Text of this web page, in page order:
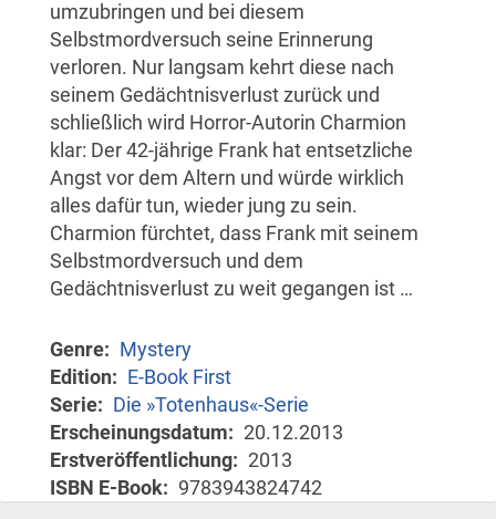
umzubringen und bei diesem
Selbstmordversuch seine Erinnerung
verloren. Nur langsam kehrt diese nach
seinem Gedächtnisverlust zurück und
schließlich wird Horror-Autorin Charmion
klar: Der 42-jährige Frank hat entsetzliche
Angst vor dem Altern und würde wirklich
alles dafür tun, wieder jung zu sein.
Charmion fürchtet, dass Frank mit seinem
Selbstmordversuch und dem
Gedächtnisverlust zu weit gegangen ist …
Genre
Mystery
Edition
E-Book First
Serie
Die »Totenhaus«-Serie
Erscheinungsdatum
20.12.2013
Erstveröffentlichung
2013
ISBN E-Book
9783943824742